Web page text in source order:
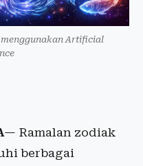
Artificial
— Ramalan zodiak
berbagai